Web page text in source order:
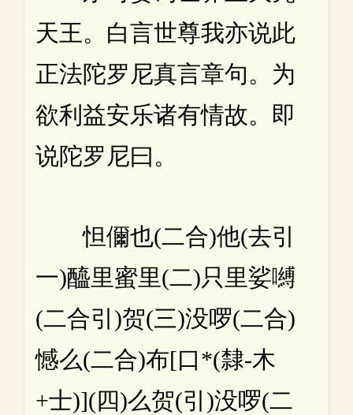
天王。白言世尊我亦说此
正法陀罗尼真言章句。为
欲利益安乐诸有情故。即
说陀罗尼曰。
怛儞也(二合)他(去引
一)醯里蜜里(二)只里娑嚩
(二合引)贺(三)没啰(二合)
憾么(二合)布[口*(隸-木
+士)](四)么贺(引)没啰(二